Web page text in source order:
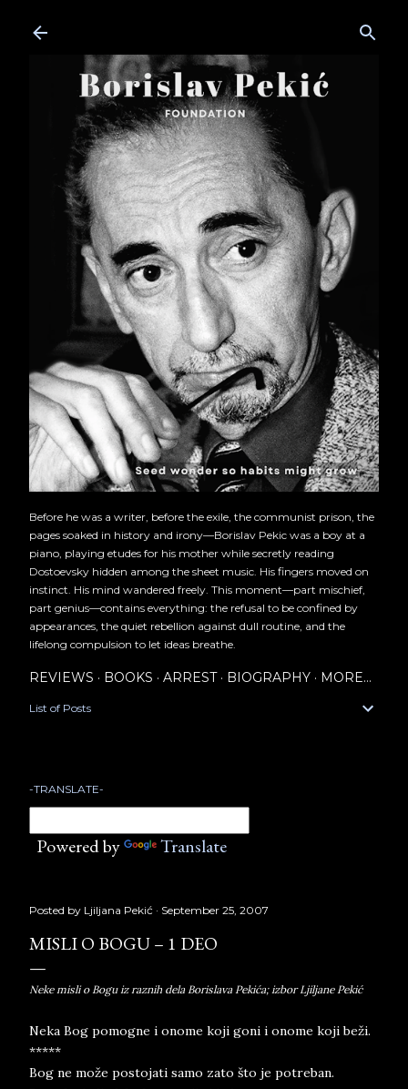
Before he was a writer, before the exile, the communist prison, the
pages soaked in history and irony—Borislav Pekic was a boy at a
piano, playing etudes for his mother while secretly reading
Dostoevsky hidden among the sheet music. His fingers moved on
instinct. His mind wandered freely. This moment—part mischief,
part genius—contains everything: the refusal to be confined by
appearances, the quiet rebellion against dull routine, and the
lifelong compulsion to let ideas breathe.
REVIEWS BOOKS ARREST BIOGRAPHY MORE…
List of Posts
-TRANSLATE-
Powered by Translate
Posted by Ljiljana Pekić September 25, 2007
MISLI O BOGU – 1 DEO
Neke misli o Bogu iz raznih dela Borislava Pekića; izbor Ljiljane Pekić
Neka Bog pomogne i onome koji goni i onome koji beži.
*****
Bog ne može postojati samo zato što je potreban.